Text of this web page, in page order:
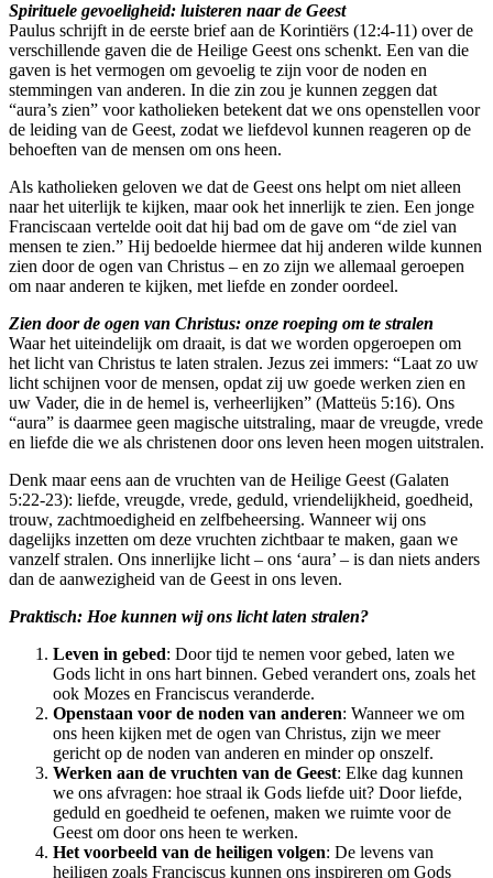
Spirituele gevoeligheid: luisteren naar de Geest
Paulus schrijft in de eerste brief aan de Korintiërs (12:4-11) over de
verschillende gaven die de Heilige Geest ons schenkt. Een van die
gaven is het vermogen om gevoelig te zijn voor de noden en
stemmingen van anderen. In die zin zou je kunnen zeggen dat
“aura’s zien” voor katholieken betekent dat we ons openstellen voor
de leiding van de Geest, zodat we liefdevol kunnen reageren op de
behoeften van de mensen om ons heen.
Als katholieken geloven we dat de Geest ons helpt om niet alleen
naar het uiterlijk te kijken, maar ook het innerlijk te zien. Een jonge
Franciscaan vertelde ooit dat hij bad om de gave om “de ziel van
mensen te zien.” Hij bedoelde hiermee dat hij anderen wilde kunnen
zien door de ogen van Christus – en zo zijn we allemaal geroepen
om naar anderen te kijken, met liefde en zonder oordeel.
Zien door de ogen van Christus: onze roeping om te stralen
Waar het uiteindelijk om draait, is dat we worden opgeroepen om
het licht van Christus te laten stralen. Jezus zei immers: “Laat zo uw
licht schijnen voor de mensen, opdat zij uw goede werken zien en
uw Vader, die in de hemel is, verheerlijken” (Matteüs 5:16). Ons
“aura” is daarmee geen magische uitstraling, maar de vreugde, vrede
en liefde die we als christenen door ons leven heen mogen uitstralen.
Denk maar eens aan de vruchten van de Heilige Geest (Galaten
5:22-23): liefde, vreugde, vrede, geduld, vriendelijkheid, goedheid,
trouw, zachtmoedigheid en zelfbeheersing. Wanneer wij ons
dagelijks inzetten om deze vruchten zichtbaar te maken, gaan we
vanzelf stralen. Ons innerlijke licht – ons ‘aura’ – is dan niets anders
dan de aanwezigheid van de Geest in ons leven.
Praktisch: Hoe kunnen wij ons licht laten stralen?
Leven in gebed: Door tijd te nemen voor gebed, laten we
Gods licht in ons hart binnen. Gebed verandert ons, zoals het
ook Mozes en Franciscus veranderde.
Openstaan voor de noden van anderen: Wanneer we om
ons heen kijken met de ogen van Christus, zijn we meer
gericht op de noden van anderen en minder op onszelf.
Werken aan de vruchten van de Geest: Elke dag kunnen
we ons afvragen: hoe straal ik Gods liefde uit? Door liefde,
geduld en goedheid te oefenen, maken we ruimte voor de
Geest om door ons heen te werken.
Het voorbeeld van de heiligen volgen: De levens van
heiligen zoals Franciscus kunnen ons inspireren om Gods